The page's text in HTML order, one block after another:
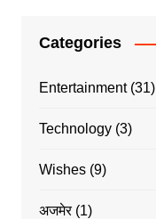
Categories
Entertainment(31)
Technology(3)
Wishes(9)
अजमेर(1)